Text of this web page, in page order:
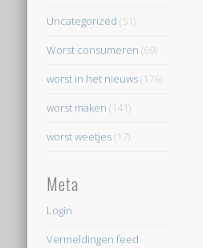
Uncategorized (51)
Worst consumeren (69)
worst in het nieuws(176)
worst maken (141)
worst weetjes(17)
Meta
Login
Vermeldingen feed